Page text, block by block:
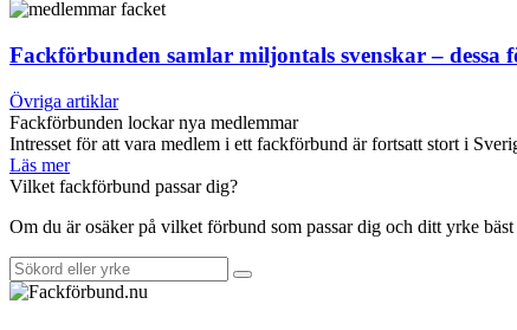
Fackförbunden samlar miljontals svenskar – dessa
Övriga artiklar
Fackförbunden lockar nya medlemmar
Intresset för att vara medlem i ett fackförbund är fortsatt stort i
Läs mer
Vilket fackförbund passar dig?
Om du är osäker på vilket förbund som passar dig och ditt yrke